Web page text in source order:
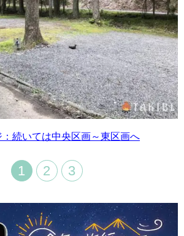
：続いては中央区画～東区画へ
1 2 3